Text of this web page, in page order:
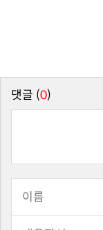
댓글 (0)